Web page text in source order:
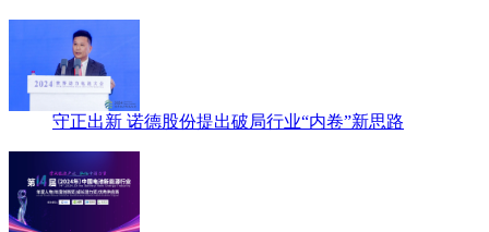
守正出新 诺德股份提出破局行业“内卷”新思路